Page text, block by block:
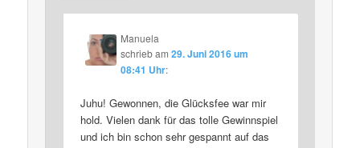
Manuela
schriebam29. Juni 2016 um
08:41 Uhr:
Juhu! Gewonnen, die Glücksfee war mir
hold. Vielen dank für das tolle Gewinnspiel
und ich bin schon sehr gespannt auf das